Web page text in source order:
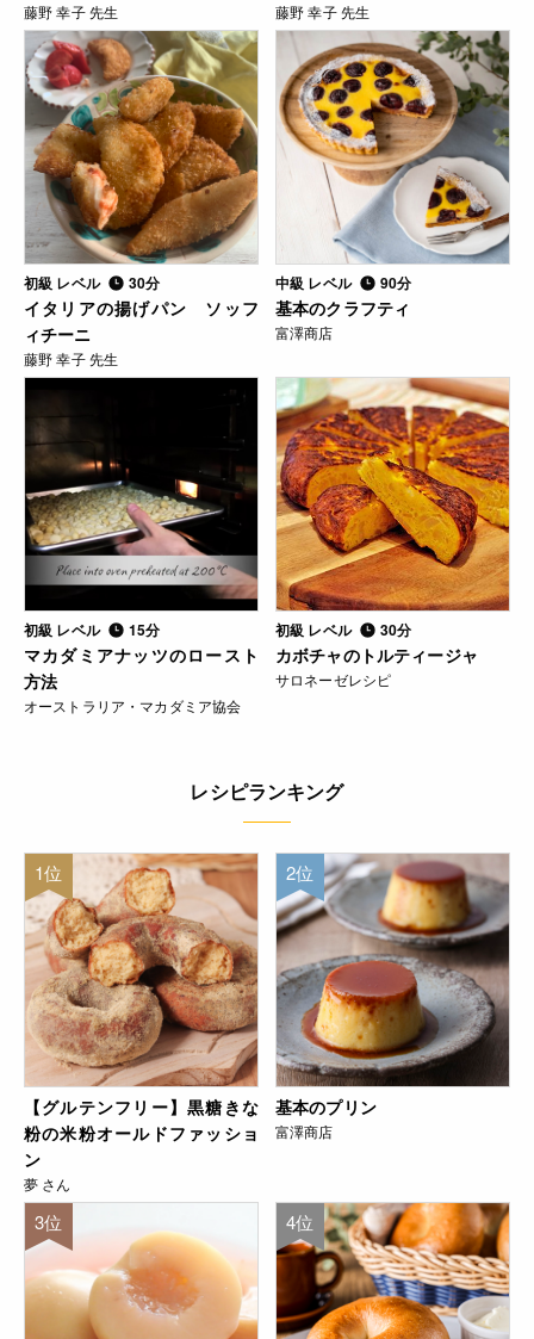
藤野 幸子 先生 藤野 幸子 先生
初級 レベル 30分
イタリアの揚げパン ソッフ
ィチーニ
藤野 幸子 先生
中級 レベル 90分
基本のクラフティ
富澤商店
初級 レベル 15分
マカダミアナッツのロースト
方法
オーストラリア・マカダミア協会
初級 レベル 30分
カボチャのトルティージャ
サロネーゼレシピ
レシピランキング
1位
【グルテンフリー】黒糖きな
粉の米粉オールドファッショ
ン
夢 さん
2位
基本のプリン
富澤商店
3位 4位